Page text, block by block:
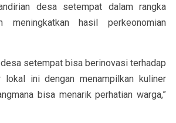
desa setempat dalam rangka
meningkatkan hasil perkeonomian
desa setempat bisa berinovasi terhadap
lokal ini dengan menampilkan kuliner
bisa menarik perhatian warga,”